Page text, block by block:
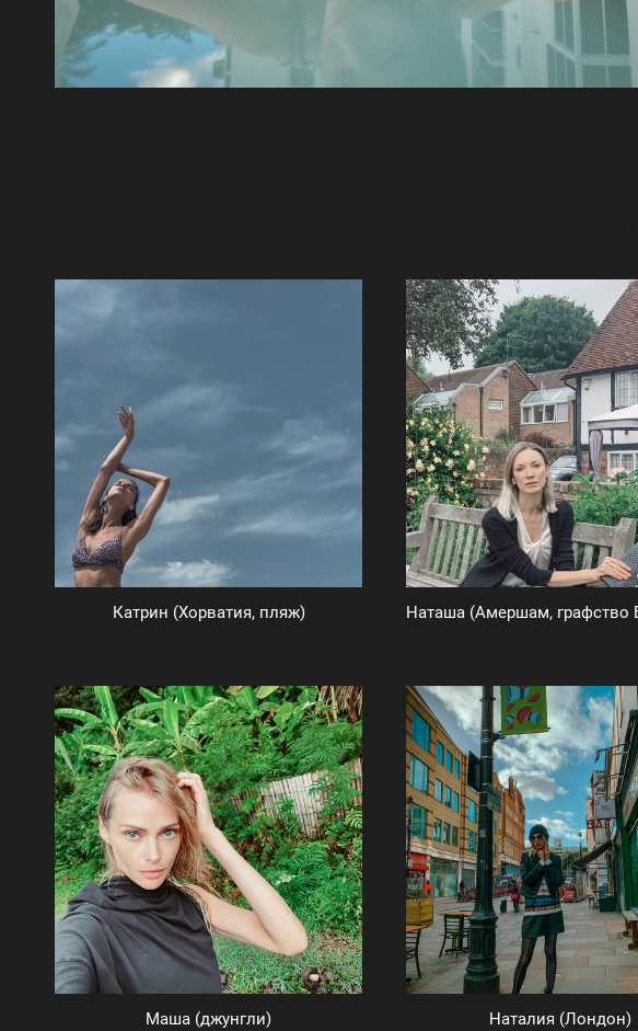
Катрин (Хорватия, пляж)
Маша (джунгли) Наталия (Лондон)